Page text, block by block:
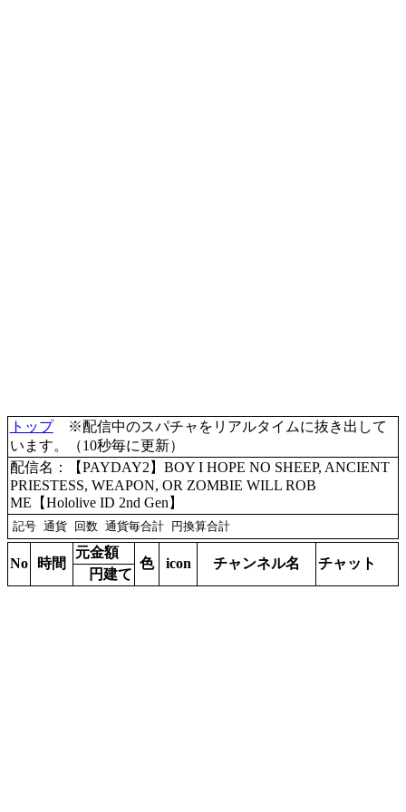
トップ※配信中のスパチャをリアルタイムに抜き出して
います。（10秒毎に更新）
配信名：【PAYDAY2】BOY I HOPE NO SHEEP, ANCIENT
PRIESTESS, WEAPON, OR ZOMBIE WILL ROB
ME【Hololive ID 2nd Gen】
記号 通貨 回数 通貨毎合計 円換算合計
No 時間
元金額
色 icon チャンネル名 チャット
円建て